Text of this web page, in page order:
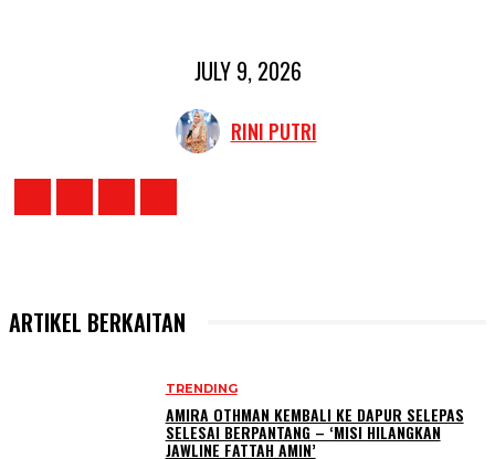
JULY 9, 2026
RINI PUTRI
ARTIKEL BERKAITAN
TRENDING
AMIRA OTHMAN KEMBALI KE DAPUR SELEPAS
SELESAI BERPANTANG – ‘MISI HILANGKAN
JAWLINE FATTAH AMIN’